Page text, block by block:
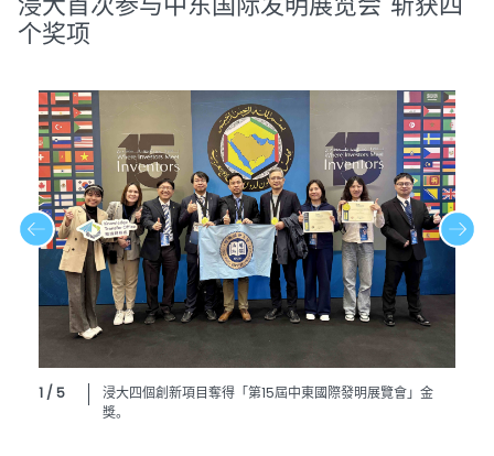
个奖项
1 / 5
浸大四個創新項目奪得「第15屆中東國際發明展覽會」金
獎。